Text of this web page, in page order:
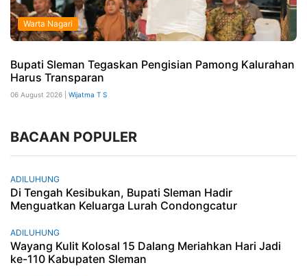
Warta Nagari
Bupati Sleman Tegaskan Pengisian Pamong Kalurahan
Harus Transparan
06 August 2026 | Wijatma T S
BACAAN POPULER
ADILUHUNG
Di Tengah Kesibukan, Bupati Sleman Hadir
Menguatkan Keluarga Lurah Condongcatur
ADILUHUNG
Wayang Kulit Kolosal 15 Dalang Meriahkan Hari Jadi
ke-110 Kabupaten Sleman